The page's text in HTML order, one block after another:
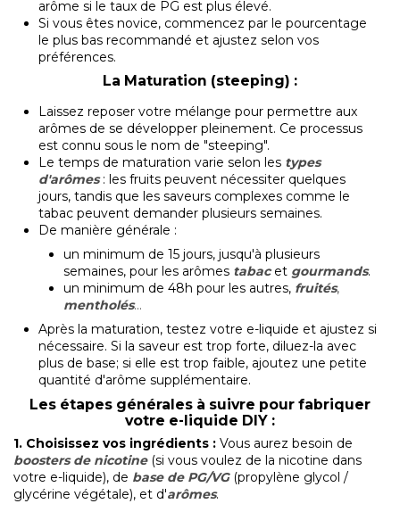
arôme si le taux de PG est plus élevé.
Si vous êtes novice, commencez par le pourcentage
le plus bas recommandé et ajustez selon vos
préférences.
La Maturation (steeping) :
Laissez reposer votre mélange pour permettre aux
arômes de se développer pleinement. Ce processus
est connu sous le nom de "steeping".
Le temps de maturation varie selon les types
d'arômes: les fruits peuvent nécessiter quelques
jours, tandis que les saveurs complexes comme le
tabac peuvent demander plusieurs semaines.
De manière générale :
un minimum de 15 jours, jusqu'à plusieurs
semaines, pour les arômes tabacet gourmands.
un minimum de 48h pour les autres, fruités,
mentholés...
Après la maturation, testez votre e-liquide et ajustez si
nécessaire. Si la saveur est trop forte, diluez-la avec
plus de base; si elle est trop faible, ajoutez une petite
quantité d'arôme supplémentaire.
Les étapes générales à suivre pour fabriquer
votre e-liquide DIY :
1. Choisissez vos ingrédients : Vous aurez besoin de
boosters de nicotine(si vous voulez de la nicotine dans
votre e-liquide), de base de PG/VG(propylène glycol /
glycérine végétale), et d'arômes.